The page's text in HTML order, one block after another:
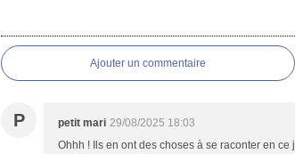
Ajouter un commentaire
P petit mari 29/08/2025 18:03
Ohhh ! Ils en ont des choses à se raconter en